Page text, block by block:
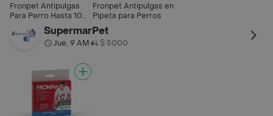
Fronpet Antipulgas
Para Perro Hasta 10
Kg 1 Pipeta
Fronpet Antipulgas en
Pipeta para Perros
SupermarPet
Jue, 9 AM• $ 5000